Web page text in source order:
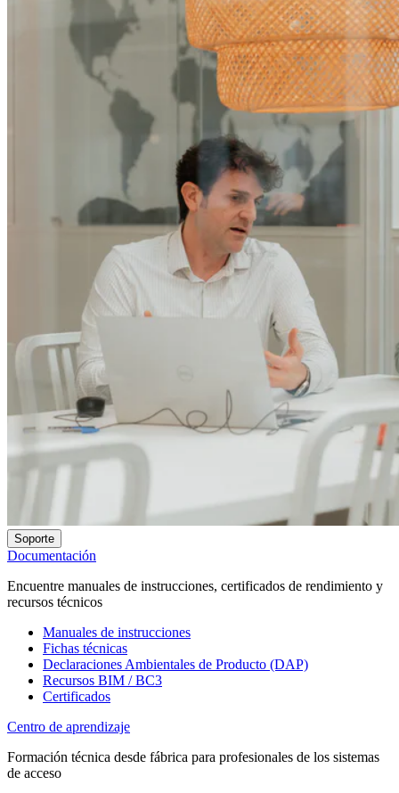
Soporte
Documentación
Encuentre manuales de instrucciones, certificados de rendimiento y
recursos técnicos
Manuales de instrucciones
Fichas técnicas
Declaraciones Ambientales de Producto (DAP)
Recursos BIM / BC3
Certificados
Centro de aprendizaje
Formación técnica desde fábrica para profesionales de los sistemas
de acceso